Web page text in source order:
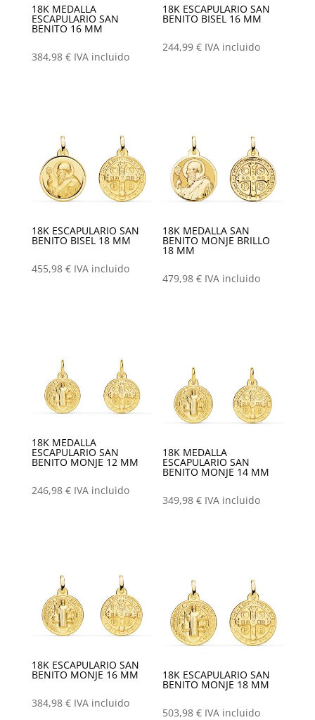
18K MEDALLA
ESCAPULARIO SAN
BENITO 16 MM
384,98 € IVA incluido
18K ESCAPULARIO SAN
BENITO BISEL 16 MM
244,99€ IVA incluido
18K ESCAPULARIO SAN
BENITO BISEL 18 MM
455,98 € IVA incluido
18K MEDALLA SAN
BENITO MONJE BRILLO
18 MM
479,98€ IVA incluido
18K MEDALLA
ESCAPULARIO SAN
BENITO MONJE 12 MM
246,98 € IVA incluido
18K MEDALLA
ESCAPULARIO SAN
BENITO MONJE 14 MM
349,98€ IVA incluido
18K ESCAPULARIO SAN
BENITO MONJE 16 MM
384,98 € IVA incluido
18K ESCAPULARIO SAN
BENITO MONJE 18 MM
503,98€ IVA incluido